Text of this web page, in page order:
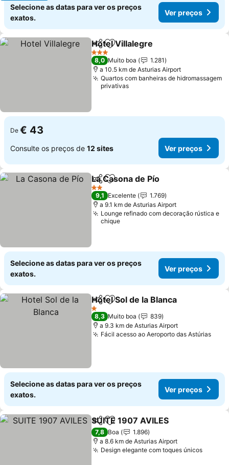
Selecione as datas para ver os preços
exatos.
Ver preços
PartilharAdicionar aos favoritos
Hotel Villalegre
3 Estrelas
8,0 Muito boa
1.281
a 10.5 km de Asturias Airport
Quartos com banheiras de hidromassagem
privativas
De € 43
Consulte os preços de 12 sites Ver preços
PartilharAdicionar aos favoritos
La Casona de Pío
2 Estrelas
9,1 Excelente
1.769
a 9.1 km de Asturias Airport
Lounge refinado com decoração rústica e
chique
Selecione as datas para ver os preços
exatos.
Ver preços
PartilharAdicionar aos favoritos
Hotel Sol de la Blanca
1 Estrelas
8,3 Muito boa
839
a 9.3 km de Asturias Airport
Fácil acesso ao Aeroporto das AstúriasVer
Selecione as datas para ver os preços
exatos.
Ver preços
PartilharAdicionar aos favoritos
SUITE 1907 AVILES
7,8 Boa
1.896
a 8.6 km de Asturias Airport
Design elegante com toques únicosVer